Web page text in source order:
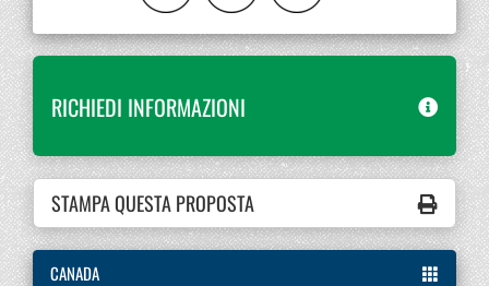
RICHIEDI INFORMAZIONI
STAMPA QUESTA PROPOSTA
CANADA